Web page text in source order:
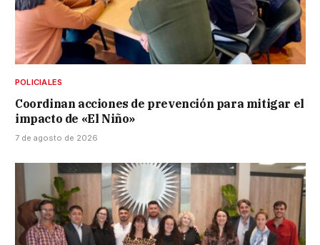
POLICIALES
Coordinan acciones de prevención para mitigar el
impacto de «El Niño»
7 de agosto de 2026